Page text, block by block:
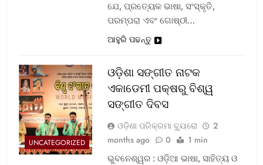
ଯେ, ପ୍ରତ୍ୟେକ ଭାଷା, ସଂସ୍କୃତି,
ପରମ୍ପରା ଏବଂ ଗୋଷ୍ଠୀ…
ଆହୁରି ପଢନ୍ତୁ
UNCATEGORIZED
ଓଡ଼ିଶା ସଙ୍ଗୀତ ନାଟକ
ଏକାଡେମୀ ପକ୍ଷରୁ ବିଶ୍ୱ
ସଙ୍ଗୀତ ଦିବସ
ଓଡ଼ିଶା ପରିକ୍ରମା ବ୍ୟୁରୋ
2
months ago
0 1 min
ଭୁବନେଶ୍ୱର : ଓଡ଼ିଆ ଭାଷା, ସାହିତ୍ୟ ଓ